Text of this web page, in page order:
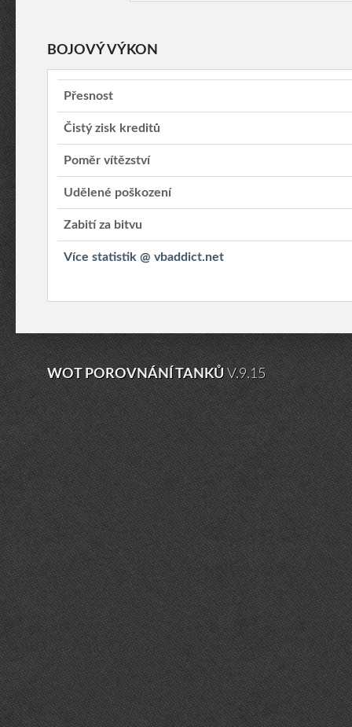
BOJOVÝ VÝKON
Přesnost
Čistý zisk kreditů
Poměr vítězství
Udělené poškození
Zabití za bitvu
Více statistik @ vbaddict.net
WOT POROVNÁNÍ TANKŮV.9.15